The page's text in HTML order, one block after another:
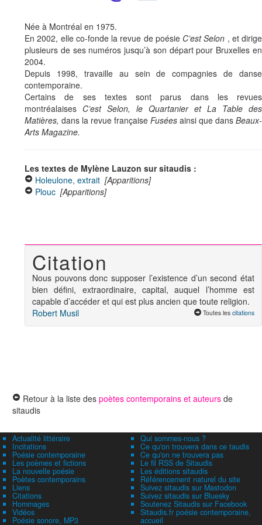
Née à Montréal en 1975.
En 2002, elle co-fonde la revue de poésie C’est Selon , et dirige
plusieurs de ses numéros jusqu’à son départ pour Bruxelles en
2004.
Depuis 1998, travaille au sein de compagnies de danse
contemporaine.
Certains de ses textes sont parus dans les revues
montréalaises C’est Selon, le Quartanier et La Table des
Matières, dans la revue française Fusées ainsi que dans Beaux-
Arts Magazine.
Les textes de Mylène Lauzon sur sitaudis :
Holeulone, extrait [Apparitions]
Plouc [Apparitions]
Citation
Nous pouvons donc supposer l’existence d’un second état
bien défini, extraordinaire, capital, auquel l’homme est
capable d’accéder et qui est plus ancien que toute religion.
Robert Musil
Toutes les citations
Retour à la liste des poètes contemporains et auteurs de
sitaudis
Actualité littéraire
Incitations
Poésie contemporaine
Les poèmes et fictions
La nouvelle poésie
Poètes contemporains
Liens
Citations
Hommages
Vidéos
Poésie sonore, MP3
Qui sommes-nous ?
Ce qu'on trouvera dans ce taudis
Ce qu'on ne trouvera pas
Le fil RSS de Sitaudis
Les éditions sitaudis
Référencement naturel du site
Suivez sitaudis sur Mastodon
Suivez sitaudis sur Bluesky
Soutenez Sitaudis sur Facebook
Sitaudis.fr poésie contemporaine,
accueil